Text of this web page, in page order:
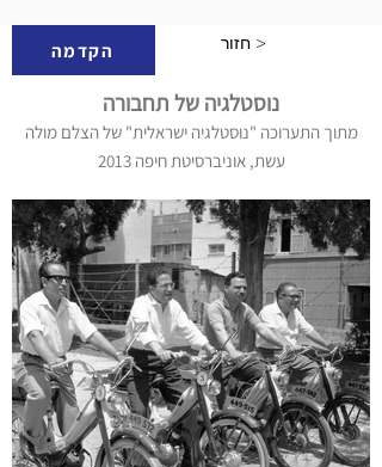
הקדמה חזור >
נוסטלגיה של תחבורה
מתוך התערוכה "נוסטלגיה ישראלית" של הצלם מולה
עשת, אוניברסיטת חיפה 2013